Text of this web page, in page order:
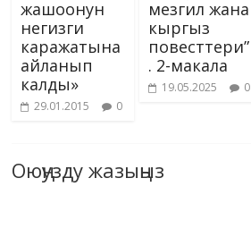
жашоонун
негизги
каражатына
айланып
калды»
29.01.2015 0
мезгил жана
кыргыз
повесттери”
. 2-макала
19.05.2025 0
Оюңузду жазыңыз